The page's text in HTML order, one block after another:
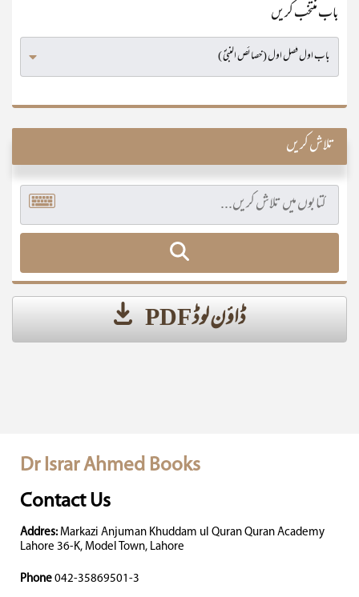
باب منتخب کریں
تلاش کریں
ڈاؤن لوڈ PDF
Dr Israr Ahmed Books
Contact Us
Addres: Markazi Anjuman Khuddam ul Quran Quran Academy
Lahore 36-K, Model Town, Lahore
Phone 042-35869501-3